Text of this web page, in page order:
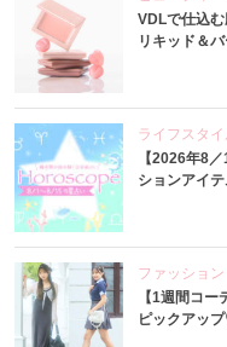
VDLで仕込
リキッド＆
ライフスタ
【2026年8
ションアイ
ファッション
【1週間コ
ピックアッ